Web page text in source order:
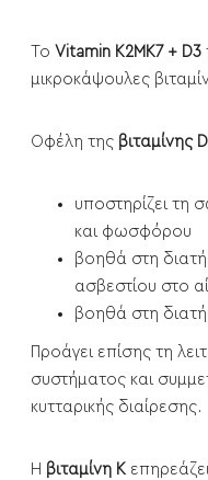
Το Vitamin K2MK7 + D3
μικροκάψουλες
Οφέλη της βιταμίνης D
υποστηρίζει τη
και φωσφόρου
βοηθά στη
ασβεστίου στο
βοηθά στη
Προάγει επίσης τη
συστήματος και
κυτταρικής διαίρεσης.
Η βιταμίνη Κ